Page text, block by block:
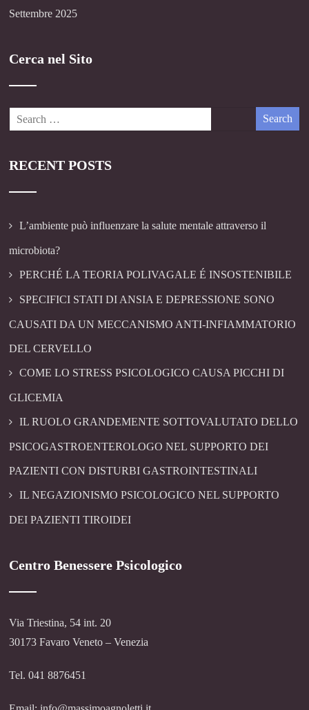
Settembre 2025
Cerca nel Sito
RECENT POSTS
L’ambiente può influenzare la salute mentale attraverso il
microbiota?
PERCHÉ LA TEORIA POLIVAGALE É INSOSTENIBILE
SPECIFICI STATI DI ANSIA E DEPRESSIONE SONO
CAUSATI DA UN MECCANISMO ANTI-INFIAMMATORIO
DEL CERVELLO
COME LO STRESS PSICOLOGICO CAUSA PICCHI DI
GLICEMIA
IL RUOLO GRANDEMENTE SOTTOVALUTATO DELLO
PSICOGASTROENTEROLOGO NEL SUPPORTO DEI
PAZIENTI CON DISTURBI GASTROINTESTINALI
IL NEGAZIONISMO PSICOLOGICO NEL SUPPORTO
DEI PAZIENTI TIROIDEI
Centro Benessere Psicologico
Via Triestina, 54 int. 20
30173 Favaro Veneto – Venezia
Tel. 041 8876451